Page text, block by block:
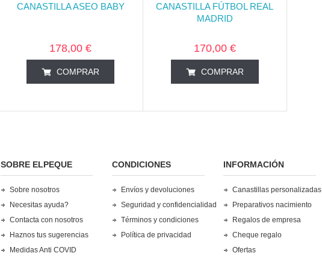
CANASTILLA ASEO BABY
178,00 €
COMPRAR
CANASTILLA FÚTBOL REAL
MADRID
170,00 €
COMPRAR
SOBRE ELPEQUE
Sobre nosotros
Necesitas ayuda?
Contacta con nosotros
Haznos tus sugerencias
Medidas Anti COVID
CONDICIONES
Envíos y devoluciones
Seguridad y confidencialidad
Términos y condiciones
Política de privacidad
INFORMACIÓN
Canastillas personalizadas
Preparativos nacimiento
Regalos de empresa
Cheque regalo
Ofertas